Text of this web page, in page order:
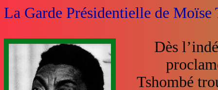
La Garde Présidentielle de Moïse
Dès
Tshombé